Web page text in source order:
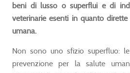
beni di lusso o superflui e di
veterinarie esenti in quanto
umana.
Non sono uno sfizio superfluo:
prevenzione per la salute